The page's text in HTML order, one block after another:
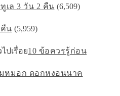
เล 3 วัน 2 คืน (6,509)
คืน (5,959)
10 ข้อควรรู้ก่อน
หมอก ดอกหงอนนาค